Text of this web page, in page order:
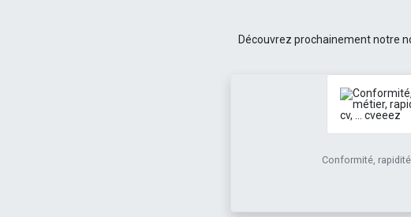
Découvrez prochainement notre
Conformité,